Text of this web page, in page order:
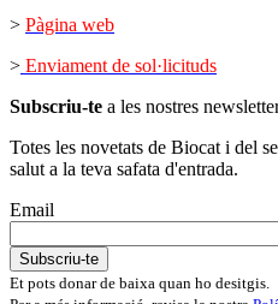
> Pàgina web
> Enviament de sol·licituds
Subscriu-te a les nostres
Totes les novetats de Biocat i del
salut a la teva safata d'entrada.
Email
Et pots donar de baixa quan ho desitgis.